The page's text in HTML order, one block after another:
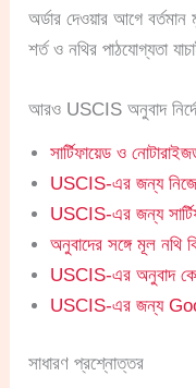
অর্ডার দেওয়ার আগে
শর্ত ও নথির পাঠযোগ্যতা
আরও USCIS অনুবাদ
সার্টিফায়েড ও
USCIS-এর জন্য
USCIS-এর জন্য
অনুবাদের সঙ্গে মূল নথি
USCIS-এর অনুবাদ কে
USCIS-এর জন্য
সাধারণ প্রশ্নোত্তর